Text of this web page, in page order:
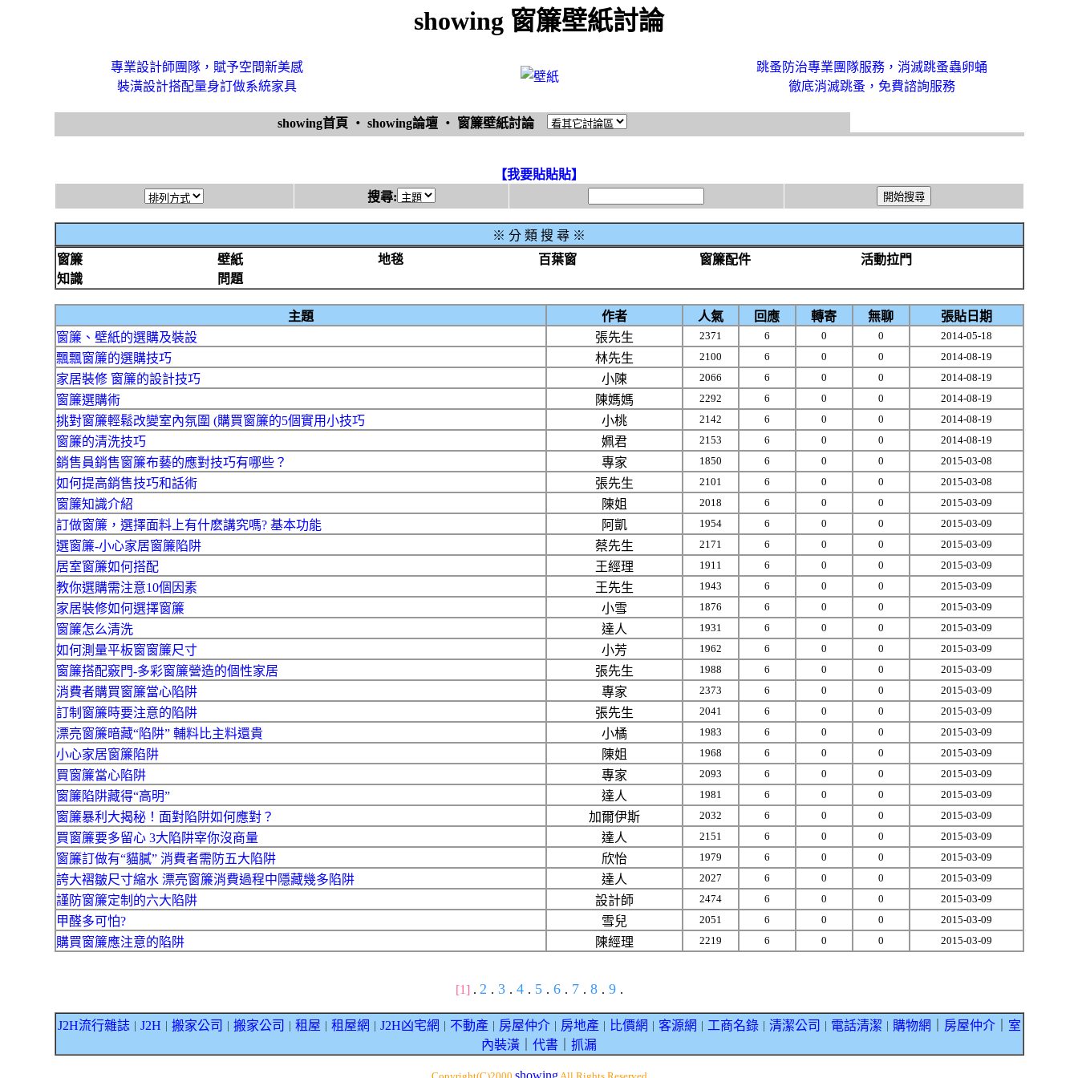
showing 窗簾壁紙討論
專業設計師團隊，賦予空間新美感
裝潢設計搭配量身訂做系統家具
跳蚤防治專業團隊服務，消滅跳蚤蟲卵蛹
徹底消滅跳蚤，免費諮詢服務
showing首頁 ‧ showing論壇 ‧ 窗簾壁紙討論
【我要貼貼貼】
搜尋:
※ 分 類 搜 尋 ※
窗簾
壁紙 地毯 百葉窗 窗簾配件
活動拉門
知識
問題
主題 作者 人氣 回應 轉寄 無聊
張貼日期
窗簾、壁紙的選購及裝設
張先生 2371 6 0 0 2014-05-18
飄飄窗簾的選購技巧 林先生 2100 6 0 0 2014-08-19
家居裝修 窗簾的設計技巧 小陳 2066 6 0 0 2014-08-19
窗簾選購術 陳媽媽 2292 6 0 0 2014-08-19
挑對窗簾輕鬆改變室內氛圍 (購買窗簾的5個實用小技巧 小桃 2142 6 0 0 2014-08-19
窗簾的清洗技巧 姵君 2153 6 0 0 2014-08-19
銷售員銷售窗簾布藝的應對技巧有哪些？ 專家 1850 6 0 0 2015-03-08
如何提高銷售技巧和話術 張先生 2101 6 0 0 2015-03-08
窗簾知識介紹 陳姐 2018 6 0 0 2015-03-09
訂做窗簾，選擇面料上有什麽講究嗎? 基本功能 阿凱 1954 6 0 0 2015-03-09
選窗簾-小心家居窗簾陷阱 蔡先生 2171 6 0 0 2015-03-09
居室窗簾如何搭配 王經理 1911 6 0 0 2015-03-09
教你選購需注意10個因素 王先生 1943 6 0 0 2015-03-09
家居裝修如何選擇窗簾 小雪 1876 6 0 0 2015-03-09
窗簾怎么清洗 達人 1931 6 0 0 2015-03-09
如何測量平板窗窗簾尺寸 小芳 1962 6 0 0 2015-03-09
窗簾搭配竅門-多彩窗簾營造的個性家居 張先生 1988 6 0 0 2015-03-09
消費者購買窗簾當心陷阱 專家 2373 6 0 0 2015-03-09
訂制窗簾時要注意的陷阱 張先生 2041 6 0 0 2015-03-09
漂亮窗簾暗藏“陷阱” 輔料比主料還貴 小橘 1983 6 0 0 2015-03-09
小心家居窗簾陷阱 陳姐 1968 6 0 0 2015-03-09
買窗簾當心陷阱 專家 2093 6 0 0 2015-03-09
窗簾陷阱藏得“高明” 達人 1981 6 0 0 2015-03-09
窗簾暴利大揭秘！面對陷阱如何應對？ 加爾伊斯 2032 6 0 0 2015-03-09
買窗簾要多留心 3大陷阱宰你沒商量 達人 2151 6 0 0 2015-03-09
窗簾訂做有“貓膩” 消費者需防五大陷阱 欣怡 1979 6 0 0 2015-03-09
誇大褶皺尺寸縮水 漂亮窗簾消費過程中隱藏幾多陷阱 達人 2027 6 0 0 2015-03-09
謹防窗簾定制的六大陷阱 設計師 2474 6 0 0 2015-03-09
甲醛多可怕? 雪兒 2051 6 0 0 2015-03-09
購買窗簾應注意的陷阱 陳經理 2219 6 0 0 2015-03-09
[1] . 2 . 3 . 4 . 5 . 6 . 7 . 8 . 9 .
J2H流行雜誌｜ J2H 搬家公司 搬家公司 租屋 租屋網 J2H凶宅網 不動產｜ 房屋仲介｜ 房地產｜ 比價網 客源網 工商名錄｜ 清潔公司 電話清潔 購物網 房屋仲介｜ 室
內裝潢
代書 抓漏
showing